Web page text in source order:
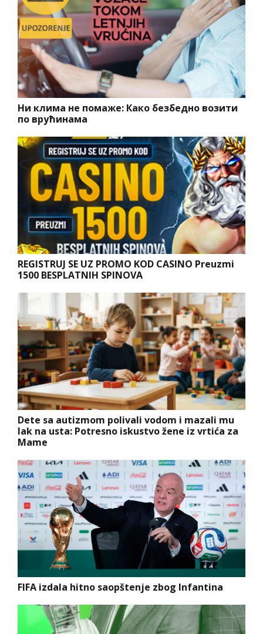
Ни клима не помаже: Како безбедно возити
по врућинама
REGISTRUJ SE UZ PROMO KOD CASINO Preuzmi
1500 BESPLATNIH SPINOVA
Dete sa autizmom polivali vodom i mazali mu
lak na usta: Potresno iskustvo žene iz vrtića za
Mame
FIFA izdala hitno saopštenje zbog Infantina